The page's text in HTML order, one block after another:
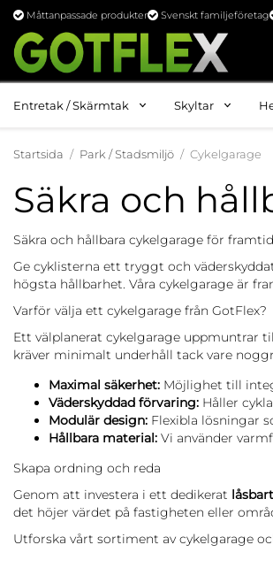
Måttanpassade produkter Svenskt familjeföretag
Entretak / Skärmtak Skyltar
Startsida / Park / Stadsmiljö / Cykelgarage
Säkra och
Säkra och hållbara cykelgarage för
Ge cyklisterna ett tryggt och
högsta hållbarhet. Våra cykelgarage är
Varför välja ett cykelgarage från GotFlex?
Ett välplanerat cykelgarage uppmuntrar
kräver minimalt underhåll tack vare
Maximal säkerhet: Möjlighet till
Väderskyddad förvaring: Håller
Modulär design: Flexibla lösningar
Hållbara material: Vi använder
Skapa ordning och reda
Genom att investera i ett dedikerat
det höjer värdet på fastigheten eller
Utforska vårt sortiment av cykelgarage